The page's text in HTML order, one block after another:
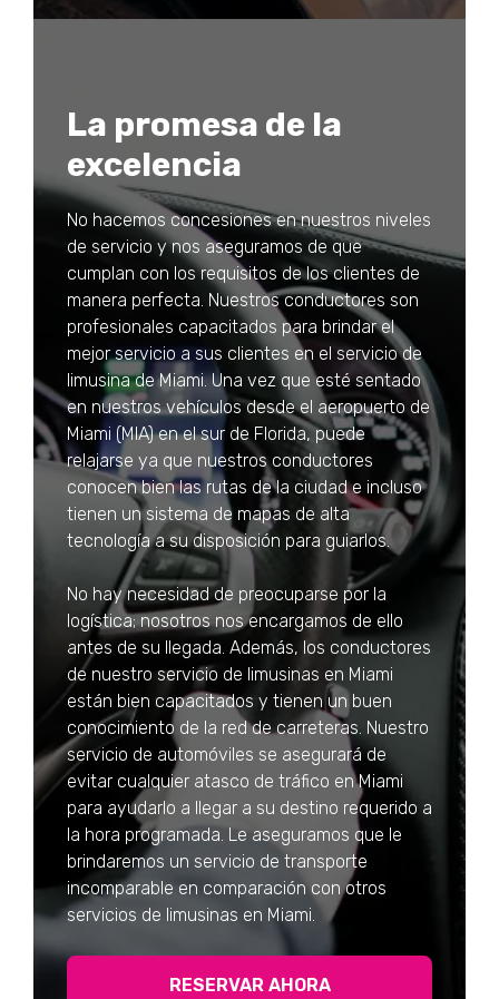
La promesa de la
excelencia
No hacemos concesiones en nuestros niveles
de servicio y nos aseguramos de que
cumplan con los requisitos de los clientes de
manera perfecta. Nuestros conductores son
profesionales capacitados para brindar el
mejor servicio a sus clientes en el servicio de
limusina de Miami. Una vez que esté sentado
en nuestros vehículos desde el aeropuerto de
Miami (MIA) en el sur de Florida, puede
relajarse ya que nuestros conductores
conocen bien las rutas de la ciudad e incluso
tienen un sistema de mapas de alta
tecnología a su disposición para guiarlos.
No hay necesidad de preocuparse por la
logística; nosotros nos encargamos de ello
antes de su llegada. Además, los conductores
de nuestro servicio de limusinas en Miami
están bien capacitados y tienen un buen
conocimiento de la red de carreteras. Nuestro
servicio de automóviles se asegurará de
evitar cualquier atasco de tráfico en Miami
para ayudarlo a llegar a su destino requerido a
la hora programada. Le aseguramos que le
brindaremos un servicio de transporte
incomparable en comparación con otros
servicios de limusinas en Miami.
RESERVAR AHORA